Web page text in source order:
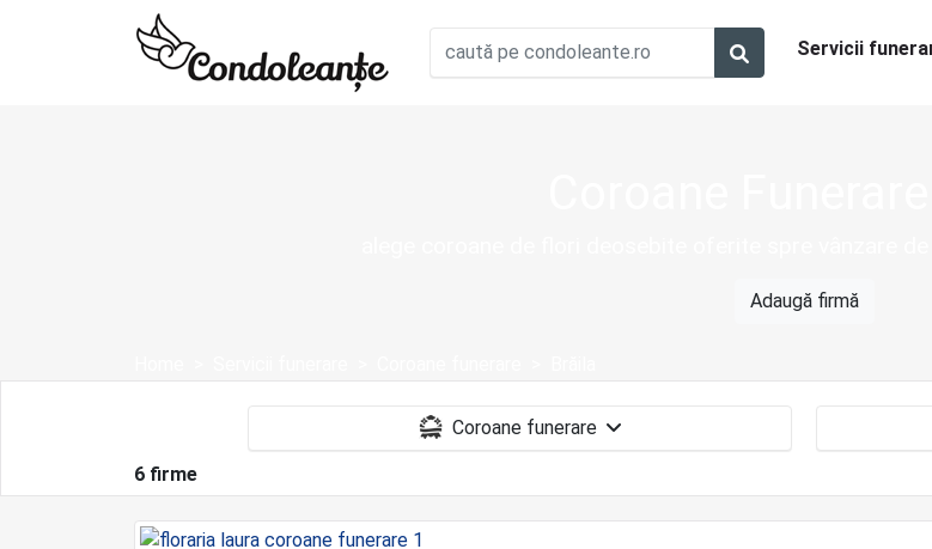
Servicii
Adaugă firmă
6 firme